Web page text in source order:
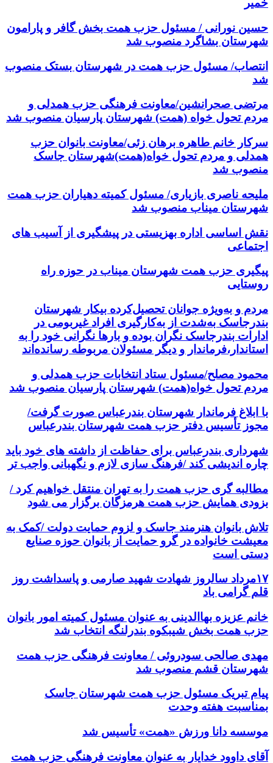
خمیر
حسین نورانی / مسئول حزب همت بخش گافر و پارامون
شهرستان بشاگرد منصوب شد
انتصاب/ مسئول حزب همت در شهرستان بستک منصوب
شد
مرتضی صحرانشین/معاونت فرهنگی حزب همدلی و
مردم تحول خواه (همت) شهرستان پارسیان منصوب شد
سرکار خانم طاهره برهان زئی/معاونت بانوان حزب
همدلی و مردم تحول خواه(همت)شهرستان جاسک
منصوب شد
ملیحه ناصری بازیاری/ مسئول کمیته دهیاران حزب همت
شهرستان میناب منصوب شد
نقش اساسی اداره بهزیستی در پیشگیری از آسیب های
اجتماعی
پیگیری حزب همت شهرستان میناب در حوزه راه
روستایی
مردم و به‌ویژه جوانان تحصیل‌کرده بیکار شهرستان
بندرجاسک به‌شدت از به‌کارگیری افراد غیربومی در
ادارات بندرجاسک نگران بوده و بارها نگرانی خود را به
استاندار،فرماندار و دیگر مسئولان مربوطه رسانده‌اند
محمود مصلح/مسئول ستاد انتخابات حزب همدلی و
مردم تحول خواه(همت) شهرستان پارسیان منصوب شد
با ابلاغ فرماندار شهرستان بندرعباس صورت گرفت/
مجوز تأسیس دفتر حزب همت شهرستان بندرعباس
شهرداری بندرعباس برای حفاظت از داشته های خود باید
چاره اندیشی کند /فرهنگ سازی لازم و نگهبانی واجب تر
مطالبه گری حزب همت را به تهران منتقل خواهیم کرد /
بزودی همایش حزب همت هرمزگان برگزار می شود
تلاش بانوان هنرمند جاسک و لزوم حمایت دولت /کمک به
معیشت خانواده در گرو حمایت از بانوان حوزه صنایع
دستی است
۱۷مرداد سالروز شهادت شهید صارمی و پاسداشت روز
قلم گرامی باد
خانم عزیزه بهاالدینی به عنوان مسئول کمیته امور بانوان
حزب همت بخش شیبکوه بندرلنگه انتخاب شد
مهدی صالحی سودروئی / معاونت فرهنگی حزب همت
شهرستان قشم منصوب شد
پیام تبریک مسئول حزب همت شهرستان جاسک
بمناسبت هفته وحدت
موسسه دانا ورزش «همت» تأسیس شد
آقای داوود خدایار به عنوان معاونت فرهنگی حزب همت